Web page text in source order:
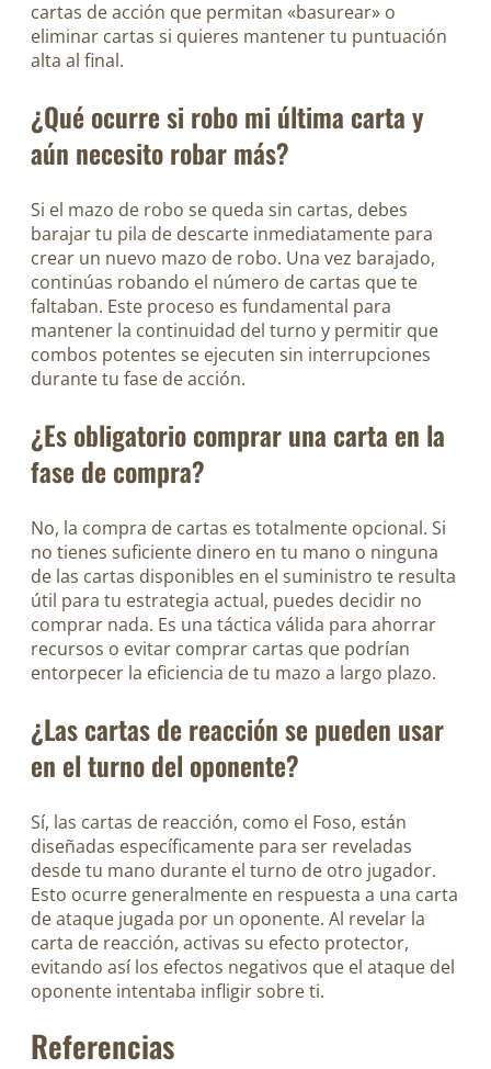
cartas de acción que permitan «basurear» o
eliminar cartas si quieres mantener tu puntuación
alta al final.
¿Qué ocurre si robo mi última carta y
aún necesito robar más?
Si el mazo de robo se queda sin cartas, debes
barajar tu pila de descarte inmediatamente para
crear un nuevo mazo de robo. Una vez barajado,
continúas robando el número de cartas que te
faltaban. Este proceso es fundamental para
mantener la continuidad del turno y permitir que
combos potentes se ejecuten sin interrupciones
durante tu fase de acción.
¿Es obligatorio comprar una carta en la
fase de compra?
No, la compra de cartas es totalmente opcional. Si
no tienes suficiente dinero en tu mano o ninguna
de las cartas disponibles en el suministro te resulta
útil para tu estrategia actual, puedes decidir no
comprar nada. Es una táctica válida para ahorrar
recursos o evitar comprar cartas que podrían
entorpecer la eficiencia de tu mazo a largo plazo.
¿Las cartas de reacción se pueden usar
en el turno del oponente?
Sí, las cartas de reacción, como el Foso, están
diseñadas específicamente para ser reveladas
desde tu mano durante el turno de otro jugador.
Esto ocurre generalmente en respuesta a una carta
de ataque jugada por un oponente. Al revelar la
carta de reacción, activas su efecto protector,
evitando así los efectos negativos que el ataque del
oponente intentaba infligir sobre ti.
Referencias